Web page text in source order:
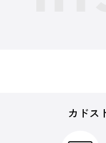
カドス